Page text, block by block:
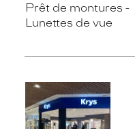
Prêt de montures
Lunettes de vue